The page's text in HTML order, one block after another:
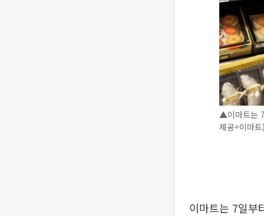
▲이마트는
제공=이마트)
이마트는 7일부